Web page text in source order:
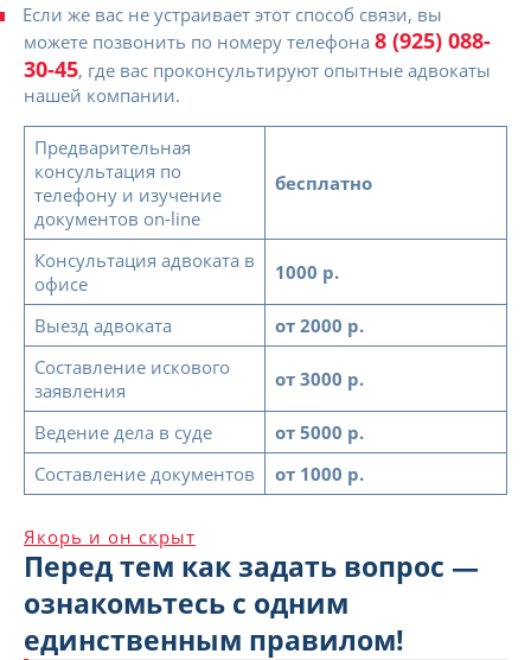
Если же вас не устраивает этот способ связи, вы
можете позвонить по номеру телефона 8 (925) 088-
30-45, где вас проконсультируют опытные адвокаты
нашей компании.
Предварительная
консультация по
телефону и изучение
документов on-line
бесплатно
Консультация адвоката в
офисе
1000 р.
Выезд адвоката
от 2000 р.
Составление искового
заявления
от 3000 р.
Ведение дела в суде
от 5000 р.
Составление документов
от 1000 р.
Якорь и он скрыт
Перед тем как задать вопрос —
ознакомьтесь с одним
единственным правилом!